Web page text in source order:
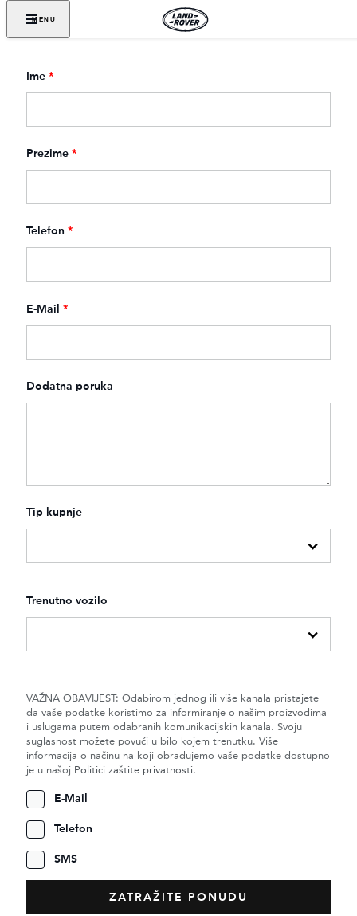
MENU
Ime *
Prezime *
Telefon *
E-Mail *
Dodatna poruka
Tip kupnje
Trenutno vozilo
VAŽNA OBAVIJEST: Odabirom jednog ili više kanala pristajete
da vaše podatke koristimo za informiranje o našim proizvodima
i uslugama putem odabranih komunikacijskih kanala. Svoju
suglasnost možete povući u bilo kojem trenutku. Više
informacija o načinu na koji obrađujemo vaše podatke dostupno
je u našoj Politici zaštite privatnosti.
E-Mail
Telefon
SMS